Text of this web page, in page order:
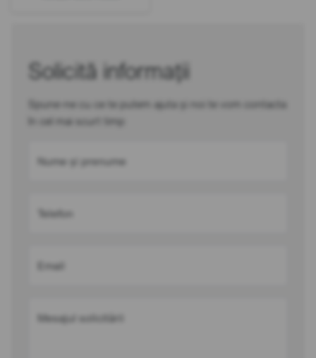
Solicită informații
Spune-ne cu ce te putem ajuta și noi te vom contacta
în cel mai scurt timp
Nume și prenume
Telefon
Email
Mesajul solicitării